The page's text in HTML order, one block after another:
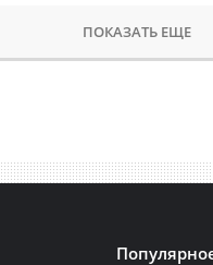
ПОКАЗАТЬ ЕЩЕ